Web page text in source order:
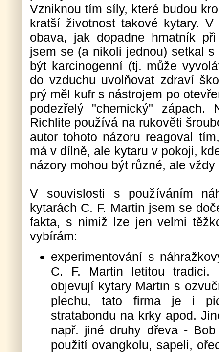
Vzniknou tím síly, které budou
kratší životnost takové kytary.
obava, jak dopadne hmatník
jsem se (a nikoli jednou) setkal
být karcinogenní (tj. může
do vzduchu uvolňovat zdraví
prý měl kufr s nástrojem po
podezřelý "chemický" zápach.
Richlite používá na rukověti
autor tohoto názoru reagoval
má v dílně, ale kytaru v pokoji,
názory mohou být různé, ale
V souvislosti s používáním
kytarách C. F. Martin jsem se
fakta, s nimiž lze jen velmi
vybírám:
experimentování s
C. F. Martin letitou
objevují kytary Martin s
plechu, tato firma je i
stratabondu na krky apod.
např. jiné druhy dřeva -
použití ovangkolu, sapeli,